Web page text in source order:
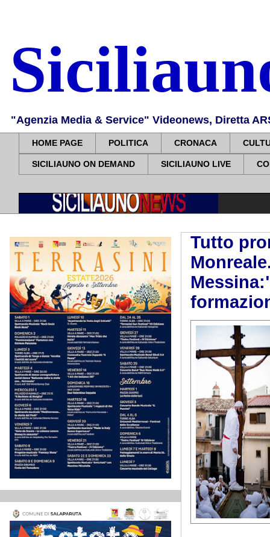
"Agenzia Media & Service" Videonews, Diretta
HOME PAGE POLITICA CRONACA
SICILIAUNO ON DEMAND SICILIAUNO LIVE
Tutto